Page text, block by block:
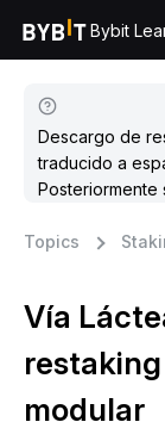
Bybit
Descargo de
traducido a
Posteriormente
Topics
Vía
modular